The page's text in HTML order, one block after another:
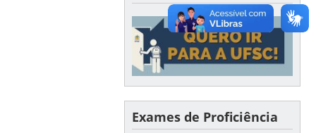
Exames de Proficiência